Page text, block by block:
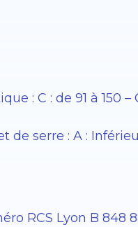
: C : de 91 à 150 –
serre : A :
RCS Lyon B 848